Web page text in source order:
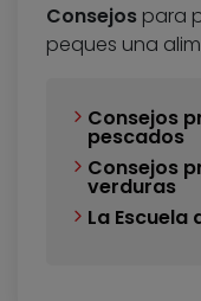
Consejos para
peques una
Consejos
pescados
Consejos
verduras
La Escuela